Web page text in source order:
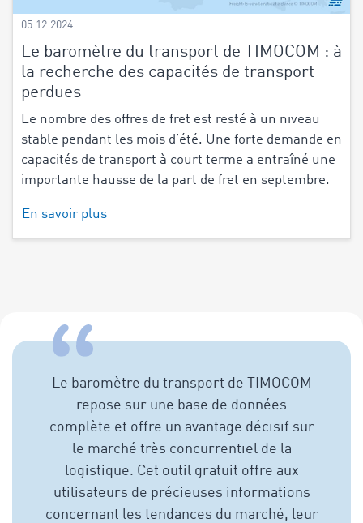
05.12.2024
Le baromètre du transport de TIMOCOM : à
la recherche des capacités de transport
perdues
Le nombre des offres de fret est resté à un niveau
stable pendant les mois d’été. Une forte demande en
capacités de transport à court terme a entraîné une
importante hausse de la part de fret en septembre.
En savoir plus
Le baromètre du transport de TIMOCOM
repose sur une base de données
complète et offre un avantage décisif sur
le marché très concurrentiel de la
logistique. Cet outil gratuit offre aux
utilisateurs de précieuses informations
concernant les tendances du marché, leur